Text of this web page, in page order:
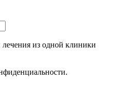
из одной клиники